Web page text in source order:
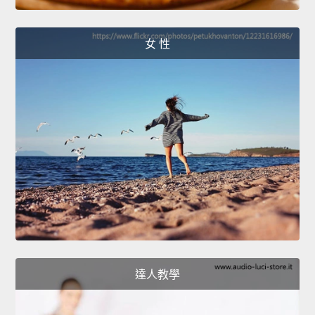
女 性
達人教學